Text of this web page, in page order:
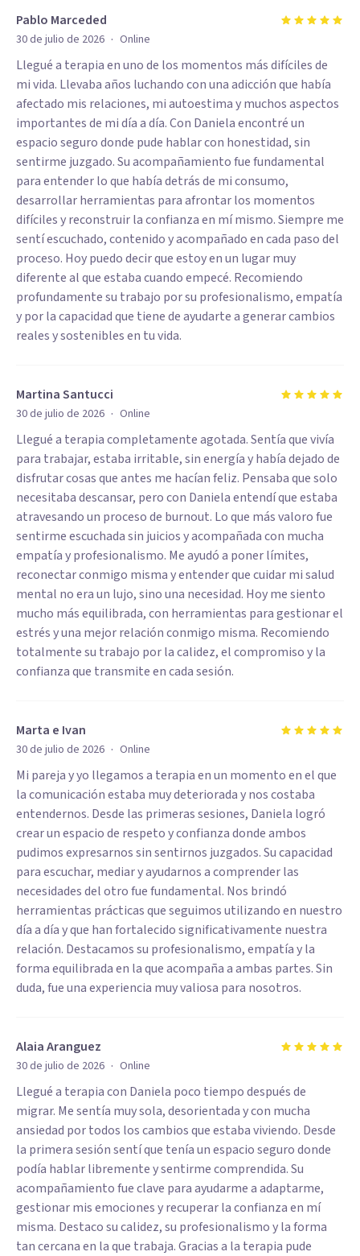
Pablo Marceded
30 de julio de 2026 · Online
Llegué a terapia en uno de los momentos más difíciles de
mi vida. Llevaba años luchando con una adicción que había
afectado mis relaciones, mi autoestima y muchos aspectos
importantes de mi día a día. Con Daniela encontré un
espacio seguro donde pude hablar con honestidad, sin
sentirme juzgado. Su acompañamiento fue fundamental
para entender lo que había detrás de mi consumo,
desarrollar herramientas para afrontar los momentos
difíciles y reconstruir la confianza en mí mismo. Siempre me
sentí escuchado, contenido y acompañado en cada paso del
proceso. Hoy puedo decir que estoy en un lugar muy
diferente al que estaba cuando empecé. Recomiendo
profundamente su trabajo por su profesionalismo, empatía
y por la capacidad que tiene de ayudarte a generar cambios
reales y sostenibles en tu vida.
Martina Santucci
30 de julio de 2026 · Online
Llegué a terapia completamente agotada. Sentía que vivía
para trabajar, estaba irritable, sin energía y había dejado de
disfrutar cosas que antes me hacían feliz. Pensaba que solo
necesitaba descansar, pero con Daniela entendí que estaba
atravesando un proceso de burnout. Lo que más valoro fue
sentirme escuchada sin juicios y acompañada con mucha
empatía y profesionalismo. Me ayudó a poner límites,
reconectar conmigo misma y entender que cuidar mi salud
mental no era un lujo, sino una necesidad. Hoy me siento
mucho más equilibrada, con herramientas para gestionar el
estrés y una mejor relación conmigo misma. Recomiendo
totalmente su trabajo por la calidez, el compromiso y la
confianza que transmite en cada sesión.
Marta e Ivan
30 de julio de 2026 · Online
Mi pareja y yo llegamos a terapia en un momento en el que
la comunicación estaba muy deteriorada y nos costaba
entendernos. Desde las primeras sesiones, Daniela logró
crear un espacio de respeto y confianza donde ambos
pudimos expresarnos sin sentirnos juzgados. Su capacidad
para escuchar, mediar y ayudarnos a comprender las
necesidades del otro fue fundamental. Nos brindó
herramientas prácticas que seguimos utilizando en nuestro
día a día y que han fortalecido significativamente nuestra
relación. Destacamos su profesionalismo, empatía y la
forma equilibrada en la que acompaña a ambas partes. Sin
duda, fue una experiencia muy valiosa para nosotros.
Alaia Aranguez
30 de julio de 2026 · Online
Llegué a terapia con Daniela poco tiempo después de
migrar. Me sentía muy sola, desorientada y con mucha
ansiedad por todos los cambios que estaba viviendo. Desde
la primera sesión sentí que tenía un espacio seguro donde
podía hablar libremente y sentirme comprendida. Su
acompañamiento fue clave para ayudarme a adaptarme,
gestionar mis emociones y recuperar la confianza en mí
misma. Destaco su calidez, su profesionalismo y la forma
tan cercana en la que trabaja. Gracias a la terapia pude